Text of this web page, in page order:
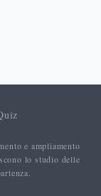
e ampliamento
lo studio delle